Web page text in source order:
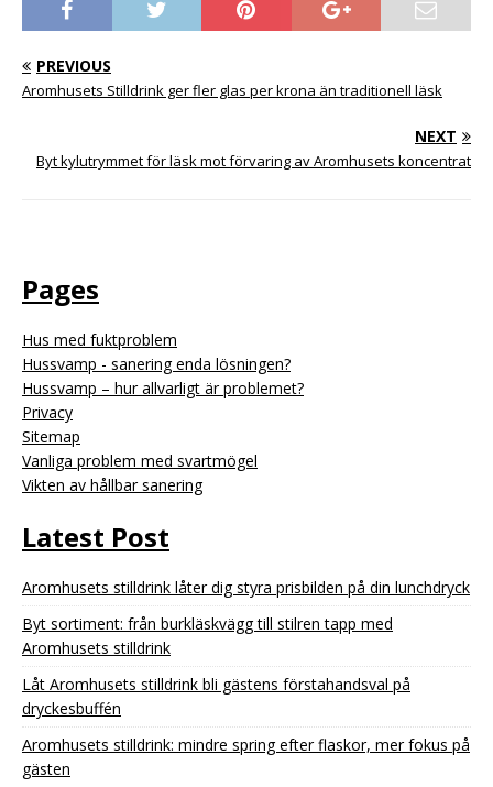
PREVIOUS
Aromhusets Stilldrink ger fler glas per krona än traditionell läsk
NEXT
Byt kylutrymmet för läsk mot förvaring av Aromhusets koncentrat
Pages
Hus med fuktproblem
Hussvamp - sanering enda lösningen?
Hussvamp – hur allvarligt är problemet?
Privacy
Sitemap
Vanliga problem med svartmögel
Vikten av hållbar sanering
Latest Post
Aromhusets stilldrink låter dig styra prisbilden på din lunchdryck
Byt sortiment: från burkläskvägg till stilren tapp med
Aromhusets stilldrink
Låt Aromhusets stilldrink bli gästens förstahandsval på
dryckesbuffén
Aromhusets stilldrink: mindre spring efter flaskor, mer fokus på
gästen